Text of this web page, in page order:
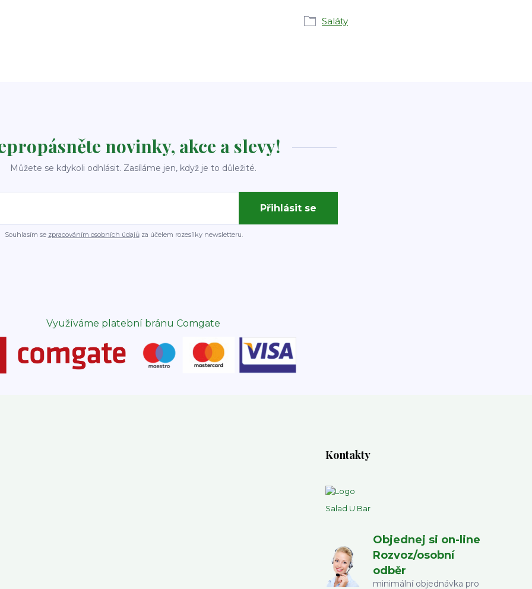
Saláty
novinky, akce a slevy!
Můžete se kdykoli odhlásit. Zasíláme jen, když je to důležité.
Přihlásit se
Souhlasím se zpracováním osobních údajůza účelem rozesílky newsletteru.
Využíváme platební bránu Comgate
Kontakty
Salad U Bar
Objednej si on-line
Rozvoz/osobní
odběr
minimální objednávka pro